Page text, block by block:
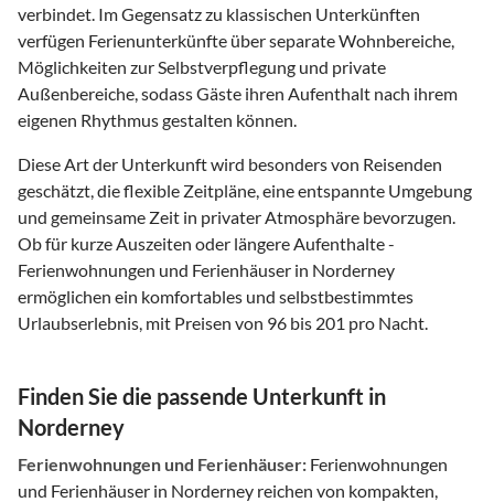
verbindet. Im Gegensatz zu klassischen Unterkünften
verfügen Ferienunterkünfte über separate Wohnbereiche,
Möglichkeiten zur Selbstverpflegung und private
Außenbereiche, sodass Gäste ihren Aufenthalt nach ihrem
eigenen Rhythmus gestalten können.
Diese Art der Unterkunft wird besonders von Reisenden
geschätzt, die flexible Zeitpläne, eine entspannte Umgebung
und gemeinsame Zeit in privater Atmosphäre bevorzugen.
Ob für kurze Auszeiten oder längere Aufenthalte -
Ferienwohnungen und Ferienhäuser in Norderney
ermöglichen ein komfortables und selbstbestimmtes
Urlaubserlebnis, mit Preisen von 96 bis 201 pro Nacht.
Finden Sie die passende Unterkunft in
Norderney
Ferienwohnungen und Ferienhäuser: Ferienwohnungen
und Ferienhäuser in Norderney reichen von kompakten,